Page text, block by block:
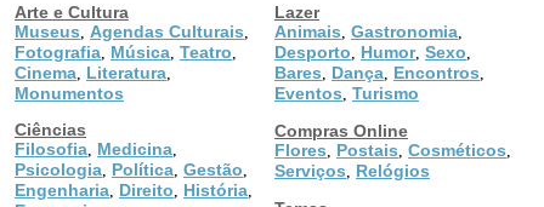
Arte e Cultura
Museus
Agendas Culturais
Fotografia Música Teatro
Cinema Literatura
Monumentos
Ciências
Filosofia Medicina
Psicologia Política Gestão
Engenharia Direito História
Lazer
Animais Gastronomia
Desporto Humor, Sexo
Bares Dança Encontros
Eventos Turismo
Compras Online
Flores
Postais Cosméticos
Serviços
Relógios